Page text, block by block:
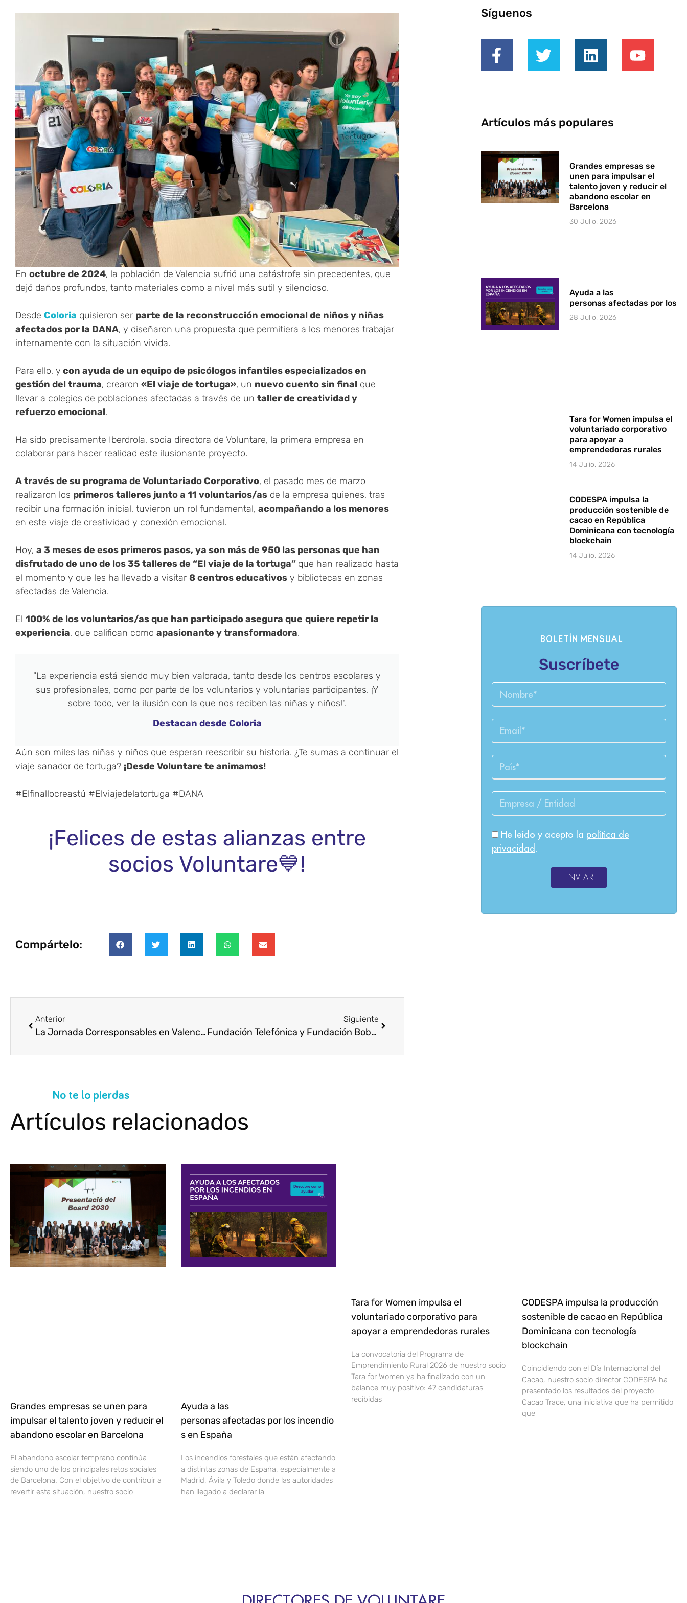
En octubre de 2024, la población de Valencia sufrió una catástrofe sin precedentes, que
dejó daños profundos, tanto materiales como a nivel más sutil y silencioso.
Desde Coloria quisieron ser parte de la reconstrucción emocional de niños y niñas
afectados por la DANA, y diseñaron una propuesta que permitiera a los menores trabajar
internamente con la situación vivida.
Para ello, y con ayuda de un equipo de psicólogos infantiles especializados en
gestión del trauma, crearon «El viaje de tortuga», un nuevo cuento sin final que
llevar a colegios de poblaciones afectadas a través de un taller de creatividad y
refuerzo emocional.
Ha sido precisamente Iberdrola, socia directora de Voluntare, la primera empresa en
colaborar para hacer realidad este ilusionante proyecto.
A través de su programa de Voluntariado Corporativo, el pasado mes de marzo
realizaron los primeros talleres junto a 11 voluntarios/as de la empresa quienes, tras
recibir una formación inicial, tuvieron un rol fundamental, acompañando a los menores
en este viaje de creatividad y conexión emocional.
Hoy, a 3 meses de esos primeros pasos, ya son más de 950 las personas que han
disfrutado de uno de los 35 talleres de “El viaje de la tortuga” que han realizado hasta
el momento y que les ha llevado a visitar 8 centros educativos y bibliotecas en zonas
afectadas de Valencia.
El 100% de los voluntarios/as que han participado asegura que quiere repetir la
experiencia, que califican como apasionante y transformadora.
"La experiencia está siendo muy bien valorada, tanto desde los centros escolares y
sus profesionales, como por parte de los voluntarios y voluntarias participantes. ¡Y
sobre todo, ver la ilusión con la que nos reciben las niñas y niños!".
Destacan desde Coloria
Aún son miles las niñas y niños que esperan reescribir su historia. ¿Te sumas a continuar el
viaje sanador de tortuga? ¡Desde Voluntare te animamos!
#Elfinallocreastú #Elviajedelatortuga #DANA
¡Felices de estas alianzas entre
socios Voluntare💙!
Compártelo:
Anterior
La Jornada Corresponsables en Valencia aborda la Sostenibilidad y los retos de la reconstrucción tras la DANA
Siguiente
Fundación Telefónica y Fundación Bobath unidas por la integración laboral de las personas con discapacidad
Síguenos
Artículos más populares
Grandes empresas se
unen para impulsar el
talento joven y reducir el
abandono escolar en
Barcelona
30 Julio, 2026
Ayuda a las
personas afectadas por los
28 Julio, 2026
Tara for Women impulsa el
voluntariado corporativo
para apoyar a
emprendedoras rurales
14 Julio, 2026
CODESPA impulsa la
producción sostenible de
cacao en República
Dominicana con tecnología
blockchain
14 Julio, 2026
BOLETÍN MENSUAL
Suscríbete
He leído y acepto la política de
privacidad .
ENVIAR
No te lo pierdas
Artículos relacionados
Grandes empresas se unen para
impulsar el talento joven y reducir el
abandono escolar en Barcelona
El abandono escolar temprano continúa
siendo uno de los principales retos sociales
de Barcelona. Con el objetivo de contribuir a
revertir esta situación, nuestro socio
Ayuda a las
personas afectadas por los incendio
s en España
Los incendios forestales que están afectando
a distintas zonas de España, especialmente a
Madrid, Ávila y Toledo donde las autoridades
han llegado a declarar la
Tara for Women impulsa el
voluntariado corporativo para
apoyar a emprendedoras rurales
La convocatoria del Programa de
Emprendimiento Rural 2026 de nuestro socio
Tara for Women ya ha finalizado con un
balance muy positivo: 47 candidaturas
recibidas
CODESPA impulsa la producción
sostenible de cacao en República
Dominicana con tecnología
blockchain
Coincidiendo con el Día Internacional del
Cacao, nuestro socio director CODESPA ha
presentado los resultados del proyecto
Cacao Trace, una iniciativa que ha permitido
que